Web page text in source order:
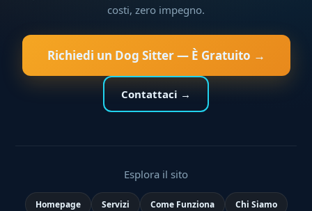
costi, zero impegno.
Richiedi un Dog Sitter — È Gratuito →
Contattaci →
Esplora il sito
Homepage Servizi Come Funziona Chi Siamo